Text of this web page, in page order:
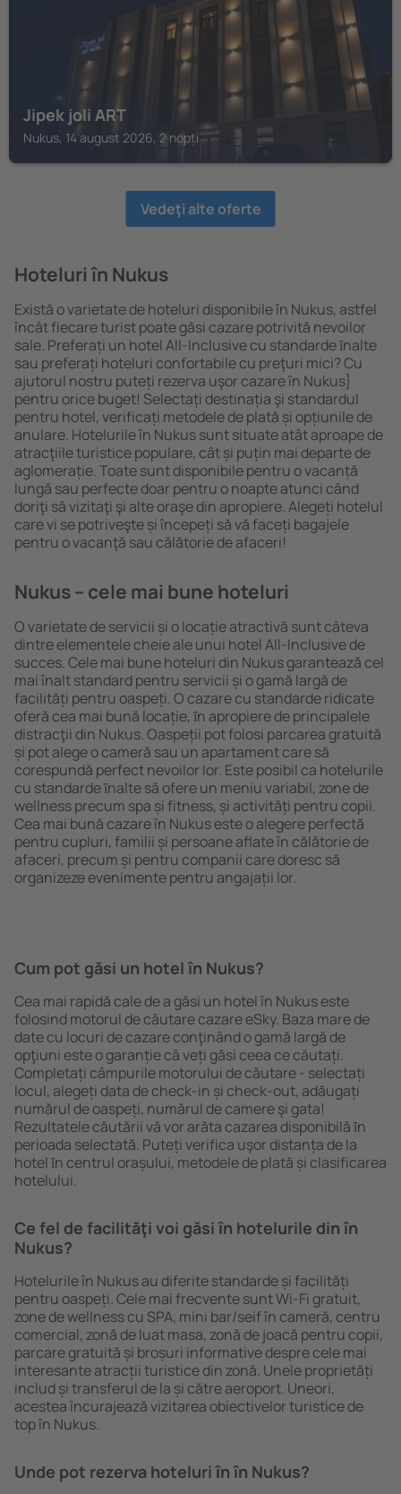
Jipek joli ART
Nukus, 14 august 2026, 2 nopți
Vedeţi alte oferte
Hoteluri în Nukus
Există o varietate de hoteluri disponibile în Nukus, astfel
încât fiecare turist poate găsi cazare potrivită nevoilor
sale. Preferați un hotel All-Inclusive cu standarde ȋnalte
sau preferați hoteluri confortabile cu preţuri mici? Cu
ajutorul nostru puteți rezerva uşor cazare în Nukus}
pentru orice buget! Selectați destinația şi standardul
pentru hotel, verificați metodele de plată și opțiunile de
anulare. Hotelurile în Nukus sunt situate atât aproape de
atracţiile turistice populare, cât și puțin mai departe de
aglomerație. Toate sunt disponibile pentru o vacanță
lungă sau perfecte doar pentru o noapte atunci când
doriţi să vizitaţi şi alte oraşe din apropiere. Alegeți hotelul
care vi se potriveşte și începeți să vă faceți bagajele
pentru o vacanţă sau călătorie de afaceri!
Nukus – cele mai bune hoteluri
O varietate de servicii și o locație atractivă sunt câteva
dintre elementele cheie ale unui hotel All-Inclusive de
succes. Cele mai bune hoteluri din Nukus garantează cel
mai înalt standard pentru servicii și o gamă largă de
facilități pentru oaspeți. O cazare cu standarde ridicate
oferă cea mai bună locație, ȋn apropiere de principalele
distracţii din Nukus. Oaspeții pot folosi parcarea gratuită
și pot alege o cameră sau un apartament care să
corespundă perfect nevoilor lor. Este posibil ca hotelurile
cu standarde ȋnalte să ofere un meniu variabil, zone de
wellness precum spa și fitness, și activități pentru copii.
Cea mai bună cazare în Nukus este o alegere perfectă
pentru cupluri, familii și persoane aflate în călătorie de
afaceri, precum și pentru companii care doresc să
organizeze evenimente pentru angajații lor.
Cum pot găsi un hotel în Nukus?
Cea mai rapidă cale de a găsi un hotel în Nukus este
folosind motorul de căutare cazare eSky. Baza mare de
date cu locuri de cazare conţinând o gamă largă de
opţiuni este o garanție că veți găsi ceea ce căutați.
Completați câmpurile motorului de căutare - selectați
locul, alegeți data de check-in și check-out, adăugați
numărul de oaspeți, numărul de camere şi gata!
Rezultatele căutării vă vor arăta cazarea disponibilă ȋn
perioada selectată. Puteți verifica uşor distanța de la
hotel ȋn centrul orașului, metodele de plată și clasificarea
hotelului.
Ce fel de facilităţi voi găsi ȋn hotelurile din în
Nukus?
Hotelurile în Nukus au diferite standarde și facilități
pentru oaspeți. Cele mai frecvente sunt Wi-Fi gratuit,
zone de wellness cu SPA, mini bar/seif în cameră, centru
comercial, zonă de luat masa, zonă de joacă pentru copii,
parcare gratuită și broșuri informative despre cele mai
interesante atracții turistice din zonă. Unele proprietăți
includ și transferul de la și către aeroport. Uneori,
acestea încurajează vizitarea obiectivelor turistice de
top în Nukus.
Unde pot rezerva hoteluri ȋn în Nukus?